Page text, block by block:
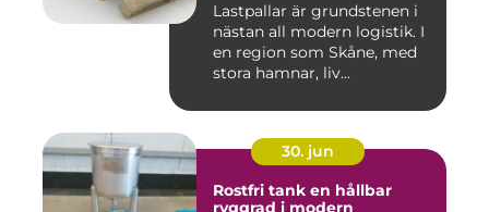
Lastpallar är grundstenen i
nästan all modern logistik. I
en region som Skåne, med
stora hamnar, liv...
30. jun
Rostfri tank en hållbar
ryggrad i modern